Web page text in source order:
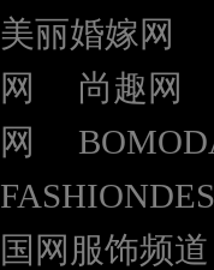
美丽婚嫁网
网
尚趣网
网
国网服饰频道